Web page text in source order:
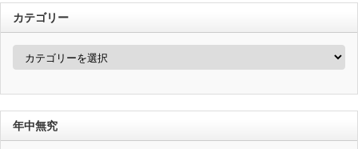
カテゴリー
年中無究